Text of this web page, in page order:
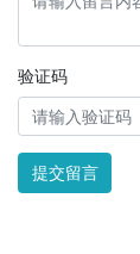
验证码
提交留言